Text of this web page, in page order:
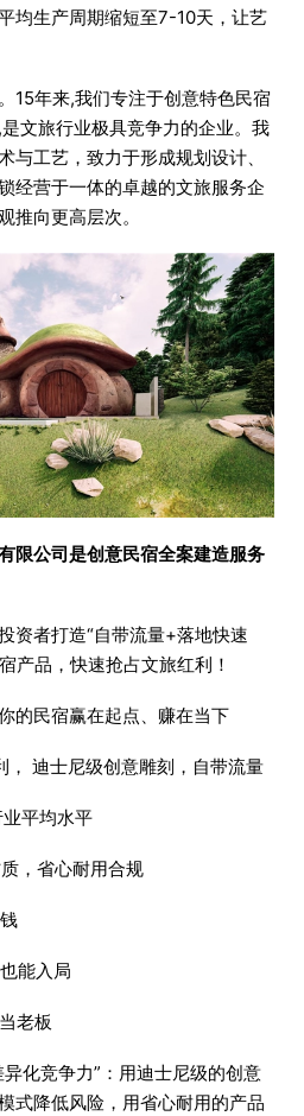
均生产周期缩短至7-10天，让艺
15年来,我们专注于创意特色民宿
文旅行业极具竞争力的企业。我
与工艺，致力于形成规划设计、
经营于一体的卓越的文旅服务企
推向更高层次。
限公司是创意民宿全案建造服务
资者打造“自带流量+落地快速
产品，快速抢占文旅红利！
的民宿赢在起点、赚在当下
， 迪士尼级创意雕刻，自带流量
平均水平
，省心耐用合规
能入局
老板
化竞争力”：用迪士尼级的创意
式降低风险，用省心耐用的产品